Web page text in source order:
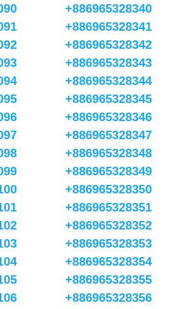
+886965328340
+886965328341
+886965328342
+886965328343
+886965328344
+886965328345
+886965328346
+886965328347
+886965328348
+886965328349
+886965328350
+886965328351
+886965328352
+886965328353
+886965328354
+886965328355
+886965328356